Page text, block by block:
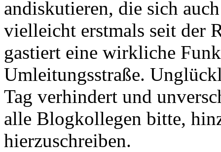
andiskutieren, die sich
vielleicht erstmals seit der
gastiert eine wirkliche
Umleitungsstraße.
Tag verhindert und
alle Blogkollegen bitte,
hierzuschreiben.